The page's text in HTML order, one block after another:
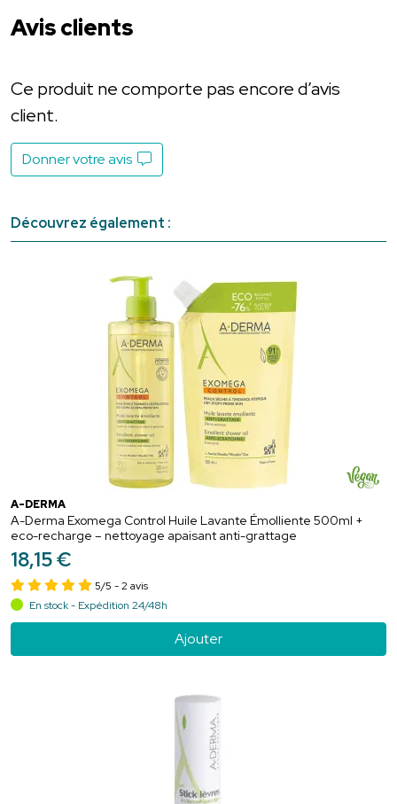
Avis clients
Ce produit ne comporte pas encore d’avis
client.
Donner votre avis
Découvrez également :
A-DERMA
A-Derma Exomega Control Huile Lavante Émolliente 500ml +
eco-recharge – nettoyage apaisant anti-grattage
18,15€
5/5 - 2 avis
En stock - Expédition 24/48h
Ajouter